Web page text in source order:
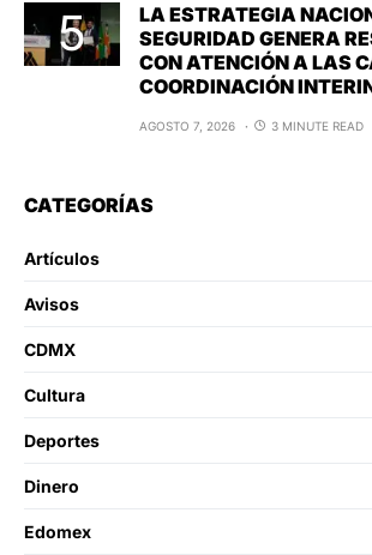
LA ESTRATEGIA
SEGURIDAD GENERA
CON ATENCIÓN A LAS
COORDINACIÓN
AGOSTO 7, 2026 3 MINUTE READ
CATEGORÍAS
Artículos
Avisos
CDMX
Cultura
Deportes
Dinero
Edomex